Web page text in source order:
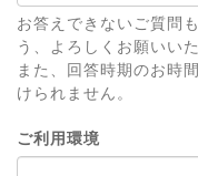
お答えできないご質問
う、よろしくお願いい
また、回答時期のお時
けられません。
ご利用環境